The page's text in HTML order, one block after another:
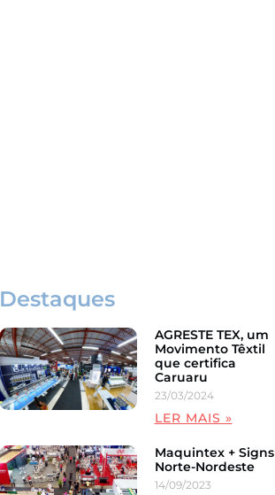
Destaques
AGRESTE TEX, um
Movimento Têxtil
que certifica
Caruaru
23/03/2024
LER MAIS »
Maquintex + Signs
Norte-Nordeste
14/09/2023